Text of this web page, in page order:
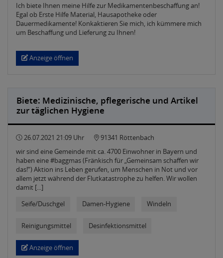
Ich biete Ihnen meine Hilfe zur Medikamentenbeschaffung an!
Egal ob Erste Hilfe Material, Hausapotheke oder
Dauermedikamente! Konkaktieren Sie mich, ich kümmere mich
um Beschaffung und Lieferung zu Ihnen!
Anzeige öffnen
Biete: Medizinische, pflegerische und Artikel
zur täglichen Hygiene
26.07.2021 21:09 Uhr
91341 Röttenbach
wir sind eine Gemeinde mit ca. 4700 Einwohner in Bayern und
haben eine #baggmas (Fränkisch für „Gemeinsam schaffen wir
das!“) Aktion ins Leben gerufen, um Menschen in Not und vor
allem jetzt während der Flutkatastrophe zu helfen. Wir wollen
damit [...]
Seife/Duschgel
Damen-Hygiene Windeln
Reinigungsmittel Desinfektionsmittel
Anzeige öffnen